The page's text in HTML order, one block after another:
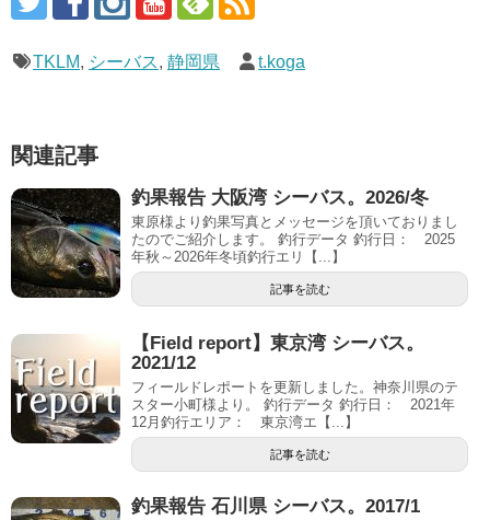
TKLM, シーバス, 静岡県 t.koga
関連記事
釣果報告 大阪湾 シーバス。2026/冬
東原様より釣果写真とメッセージを頂いておりまし
たのでご紹介します。 釣行データ 釣行日： 2025
年秋～2026年冬頃釣行エリ【...】
記事を読む
【Field report】東京湾 シーバス。
2021/12
フィールドレポートを更新しました。神奈川県のテ
スター小町様より。 釣行データ 釣行日： 2021年
12月釣行エリア： 東京湾エ【...】
記事を読む
釣果報告 石川県 シーバス。2017/1